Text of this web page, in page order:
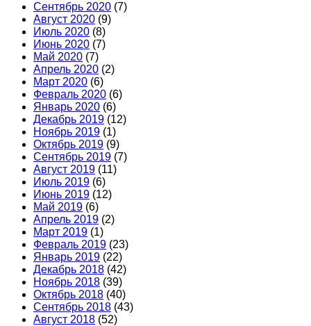
Сентябрь 2020 (7)
Август 2020 (9)
Июль 2020 (8)
Июнь 2020 (7)
Май 2020 (7)
Апрель 2020 (2)
Март 2020 (6)
Февраль 2020 (6)
Январь 2020 (6)
Декабрь 2019 (12)
Ноябрь 2019 (1)
Октябрь 2019 (9)
Сентябрь 2019 (7)
Август 2019 (11)
Июль 2019 (6)
Июнь 2019 (12)
Май 2019 (6)
Апрель 2019 (2)
Март 2019 (1)
Февраль 2019 (23)
Январь 2019 (22)
Декабрь 2018 (42)
Ноябрь 2018 (39)
Октябрь 2018 (40)
Сентябрь 2018 (43)
Август 2018 (52)